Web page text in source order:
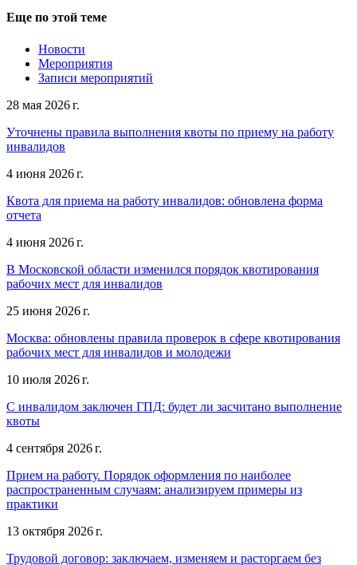
Еще по этой теме
Новости
Мероприятия
Записи мероприятий
28 мая 2026 г.
Уточнены правила выполнения квоты по приему на работу
инвалидов
4 июня 2026 г.
Квота для приема на работу инвалидов: обновлена форма
отчета
4 июня 2026 г.
В Московской области изменился порядок квотирования
рабочих мест для инвалидов
25 июня 2026 г.
Москва: обновлены правила проверок в сфере квотирования
рабочих мест для инвалидов и молодежи
10 июля 2026 г.
С инвалидом заключен ГПД: будет ли засчитано выполнение
квоты
4 сентября 2026 г.
Прием на работу. Порядок оформления по наиболее
распространенным случаям: анализируем примеры из
практики
13 октября 2026 г.
Трудовой договор: заключаем, изменяем и расторгаем без